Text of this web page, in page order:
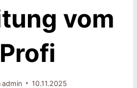
vom
Profi
admin 10.11.2025